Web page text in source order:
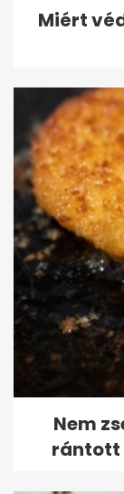
Miért
Nem
rántott